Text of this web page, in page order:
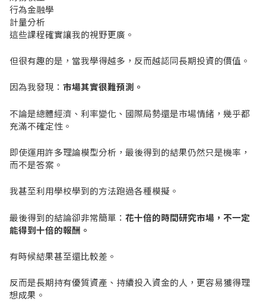
行為金融學
計量分析
這些課程確實讓我的視野更廣。
但很有趣的是，當我學得越多，反而越認同長期投資的價值。
因為我發現： 市場其實很難預測。
不論是總體經濟、利率變化、國際局勢還是市場情緒，幾乎都
充滿不確定性。
即使運用許多理論模型分析，最後得到的結果仍然只是機率，
而不是答案。
我甚至利用學校學到的方法跑過各種模擬。
最後得到的結論卻非常簡單： 花十倍的時間研究市場，不一定
能得到十倍的報酬。
有時候結果甚至還比較差。
反而是長期持有優質資產、持續投入資金的人，更容易獲得理
想成果。